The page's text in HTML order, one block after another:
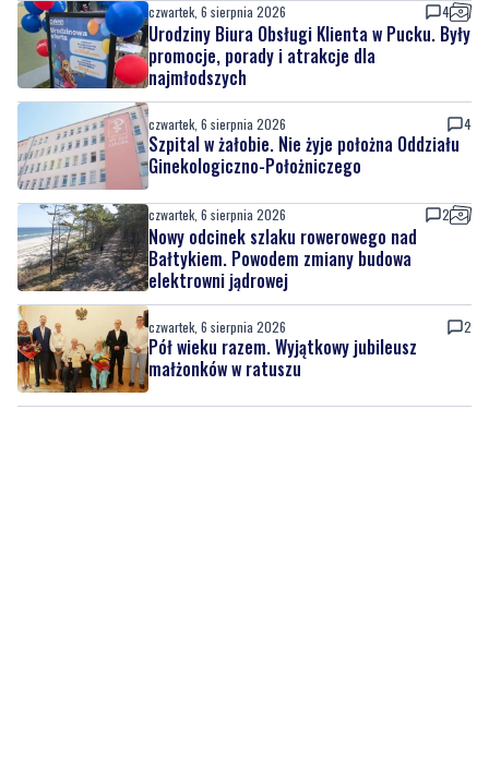
czwartek, 6 sierpnia 2026 4
Urodziny Biura Obsługi Klienta w Pucku. Były
promocje, porady i atrakcje dla
najmłodszych
czwartek, 6 sierpnia 2026 4
Szpital w żałobie. Nie żyje położna Oddziału
Ginekologiczno-Położniczego
czwartek, 6 sierpnia 2026 2
Nowy odcinek szlaku rowerowego nad
Bałtykiem. Powodem zmiany budowa
elektrowni jądrowej
czwartek, 6 sierpnia 2026 2
Pół wieku razem. Wyjątkowy jubileusz
małżonków w ratuszu